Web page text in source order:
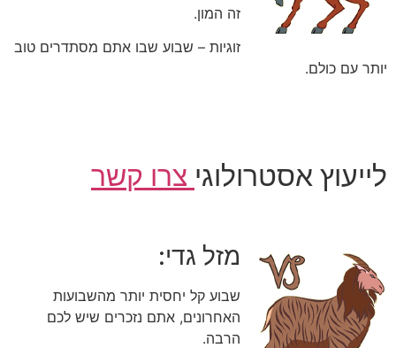
זה המון.
זוגיות – שבוע שבו אתם מסתדרים טוב
יותר עם כולם.
לייעוץ אסטרולוגי צרו קשר
מזל גדי:
שבוע קל יחסית יותר מהשבועות
האחרונים, אתם נזכרים שיש לכם
הרבה.